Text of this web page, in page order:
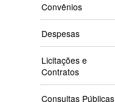
Convênios
Despesas
Licitações e
Contratos
Consultas Públicas